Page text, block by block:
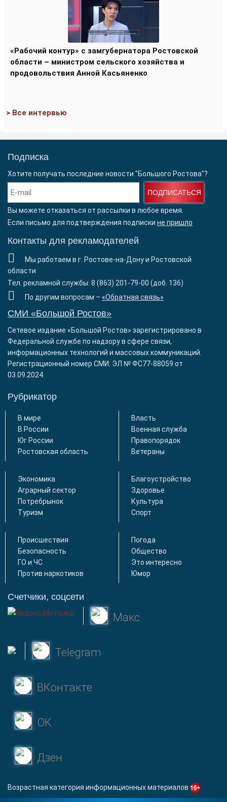
«Рабочий контур» с замгубернатора Ростовской
области – министром сельского хозяйства и
продовольствия Анной Касьяненко
> Все интервью
Подписка
Хотите получать последние новости "Большого Ростова"?
ПОДПИСАТЬСЯ
Вы можете отказаться от рассылки в любое время.
Если письмо для подтверждения подписки не пришло
Контакты для рекламодателей
Мы работаем в г. Ростове-на-Дону и Ростовской
области
Тел. рекламной службы: 8 (863) 201-79-00 (доб. 136)
По другим вопросам – «Обратная связь»
СМИ «Большой Ростов»
Сетевое издание «Большой Ростов» зарегистрировано в
Федеральной службе по надзору в сфере связи,
информационных технологий и массовых коммуникаций.
Регистрационный номер СМИ: ЭЛ № ФС77-88059 от
03.09.2024
Рубрикатор
В мире
В России
Юг России
Ростовская область
Власть
Военная служба
Правопорядок
Ветераны
Экономика
Аграрный сектор
Потребрынок
Туризм
Благоустройство
Здоровье
Культура
Спорт
Происшествия
Безопасность
ГО и ЧС
Против наркотиков
Погода
Общество
Это интересно
Юмор
Счетчики, соцсети
Макс
Telegram
ВКонтакте
OK
Дзен
Возрастная категория информационных материалов